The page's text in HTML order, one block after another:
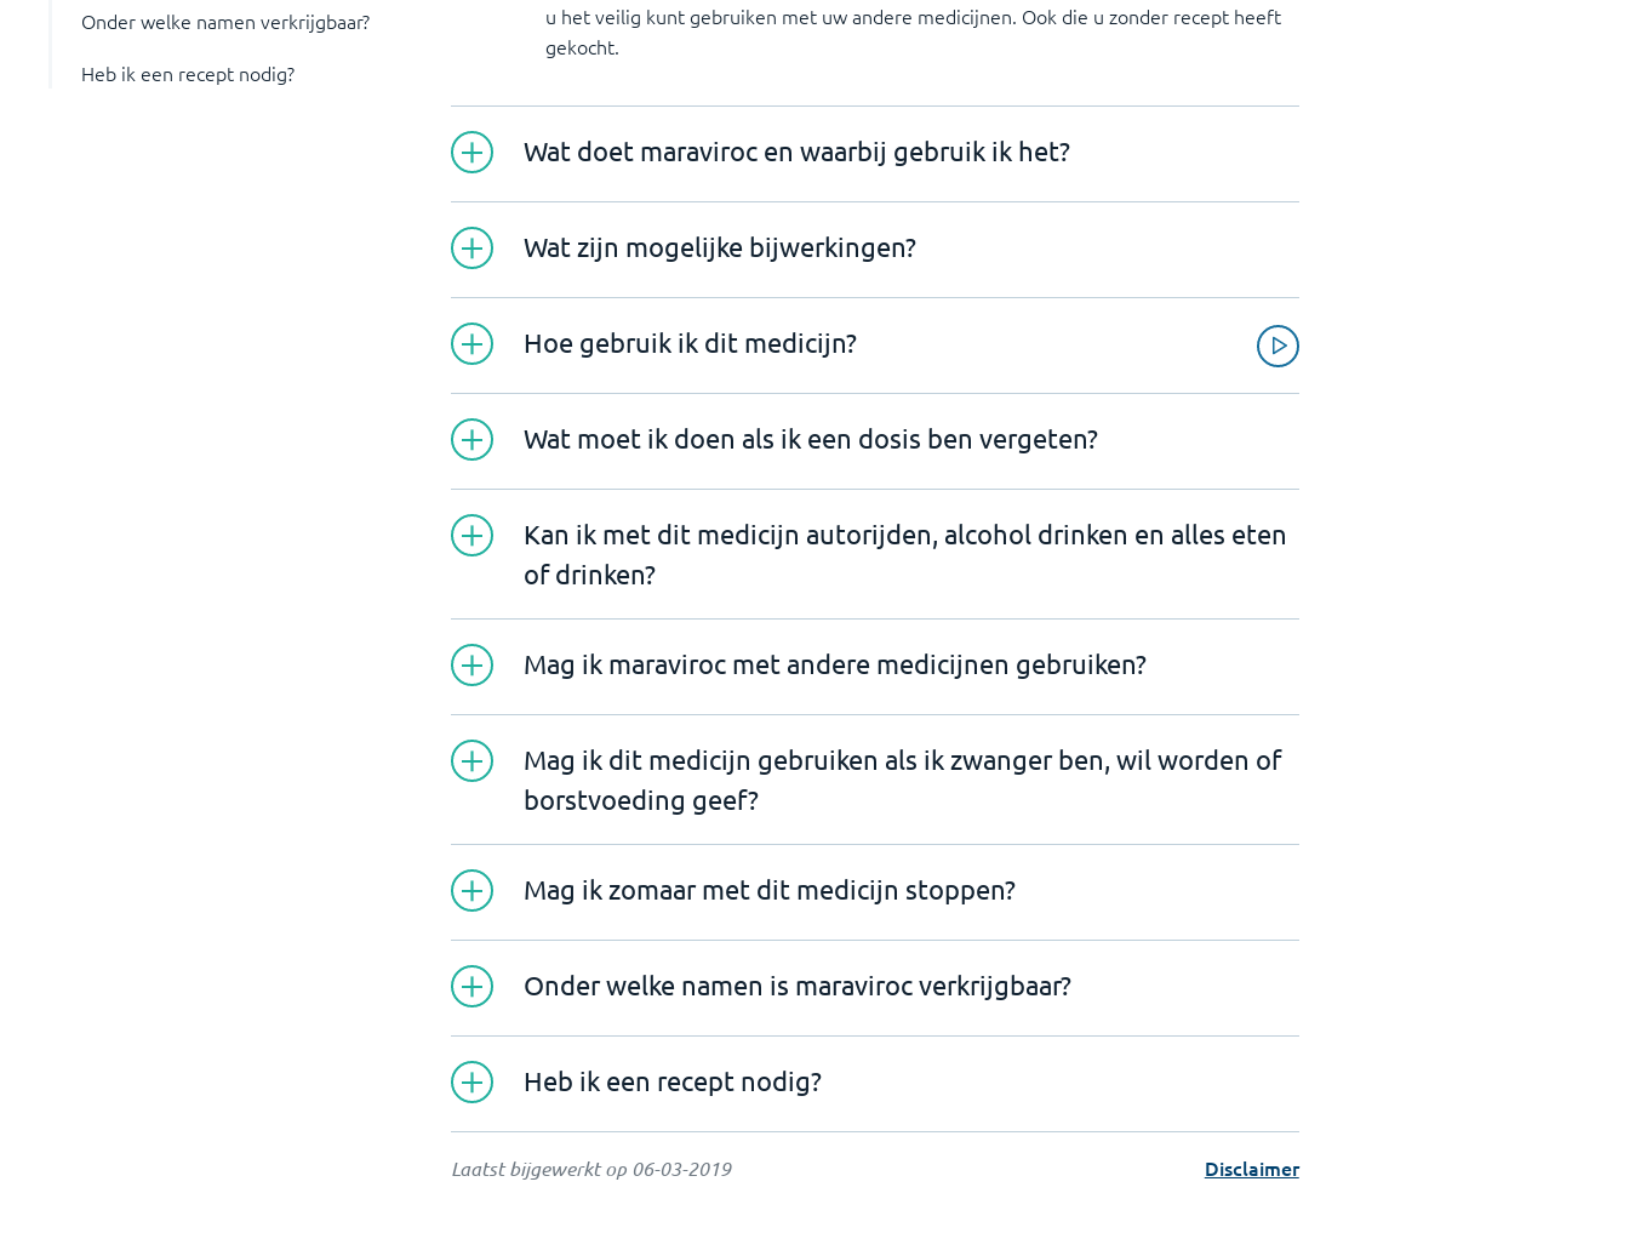
Onder welke namen verkrijgbaar?
Heb ik een recept nodig?
u het veilig kunt gebruiken met uw andere medicijnen. Ook die u zonder recept heeft
gekocht.
Wat doet maraviroc en waarbij gebruik ik het?
Wat zijn mogelijke bijwerkingen?
Hoe gebruik ik dit medicijn?
Wat moet ik doen als ik een dosis ben vergeten?
Kan ik met dit medicijn autorijden, alcohol drinken en alles eten
of drinken?
Mag ik maraviroc met andere medicijnen gebruiken?
Mag ik dit medicijn gebruiken als ik zwanger ben, wil worden of
borstvoeding geef?
Mag ik zomaar met dit medicijn stoppen?
Onder welke namen is maraviroc verkrijgbaar?
Heb ik een recept nodig?
Laatst bijgewerkt op 06-03-2019 Disclaimer